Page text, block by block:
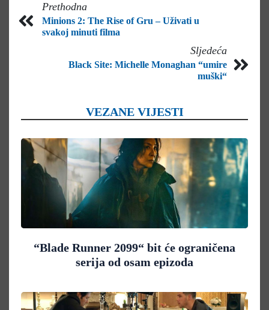
Prethodna
Minions 2: The Rise of Gru – Uživati u
svakoj minuti filma
Sljedeća
Black Site: Michelle Monaghan “umire
muški“
VEZANE VIJESTI
“Blade Runner 2099“ bit će ograničena
serija od osam epizoda